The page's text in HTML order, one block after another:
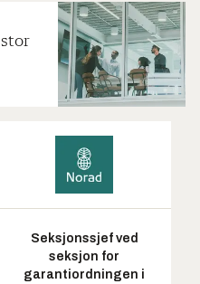
Seksjonssjef ved
seksjon for
garantiordningen i